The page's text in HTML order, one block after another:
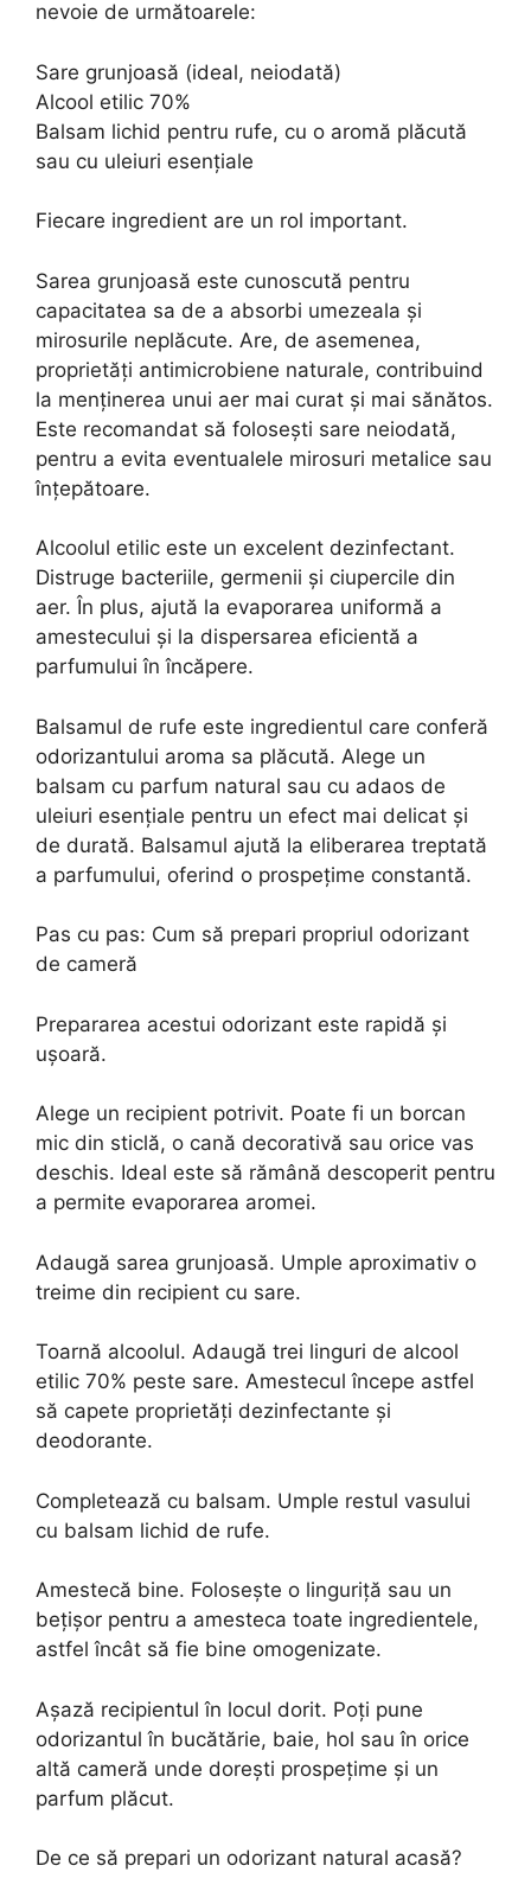
nevoie de următoarele:
Sare grunjoasă (ideal, neiodată)
Alcool etilic 70%
Balsam lichid pentru rufe, cu o aromă plăcută
sau cu uleiuri esențiale
Fiecare ingredient are un rol important.
Sarea grunjoasă este cunoscută pentru
capacitatea sa de a absorbi umezeala și
mirosurile neplăcute. Are, de asemenea,
proprietăți antimicrobiene naturale, contribuind
la menținerea unui aer mai curat și mai sănătos.
Este recomandat să folosești sare neiodată,
pentru a evita eventualele mirosuri metalice sau
înțepătoare.
Alcoolul etilic este un excelent dezinfectant.
Distruge bacteriile, germenii și ciupercile din
aer. În plus, ajută la evaporarea uniformă a
amestecului și la dispersarea eficientă a
parfumului în încăpere.
Balsamul de rufe este ingredientul care conferă
odorizantului aroma sa plăcută. Alege un
balsam cu parfum natural sau cu adaos de
uleiuri esențiale pentru un efect mai delicat și
de durată. Balsamul ajută la eliberarea treptată
a parfumului, oferind o prospețime constantă.
Pas cu pas: Cum să prepari propriul odorizant
de cameră
Prepararea acestui odorizant este rapidă și
ușoară.
Alege un recipient potrivit. Poate fi un borcan
mic din sticlă, o cană decorativă sau orice vas
deschis. Ideal este să rămână descoperit pentru
a permite evaporarea aromei.
Adaugă sarea grunjoasă. Umple aproximativ o
treime din recipient cu sare.
Toarnă alcoolul. Adaugă trei linguri de alcool
etilic 70% peste sare. Amestecul începe astfel
să capete proprietăți dezinfectante și
deodorante.
Completează cu balsam. Umple restul vasului
cu balsam lichid de rufe.
Amestecă bine. Folosește o linguriță sau un
bețișor pentru a amesteca toate ingredientele,
astfel încât să fie bine omogenizate.
Așază recipientul în locul dorit. Poți pune
odorizantul în bucătărie, baie, hol sau în orice
altă cameră unde dorești prospețime și un
parfum plăcut.
De ce să prepari un odorizant natural acasă?